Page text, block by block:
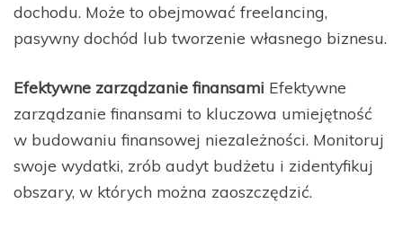
dochodu. Może to obejmować freelancing,
pasywny dochód lub tworzenie własnego biznesu.
Efektywne zarządzanie finansami Efektywne
zarządzanie finansami to kluczowa umiejętność
w budowaniu finansowej niezależności. Monitoruj
swoje wydatki, zrób audyt budżetu i zidentyfikuj
obszary, w których można zaoszczędzić.